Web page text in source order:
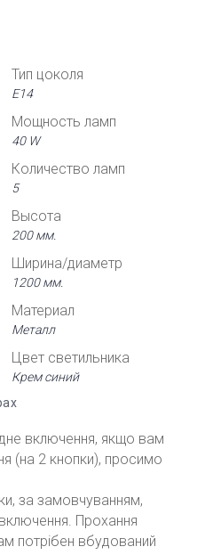
Тип цоколя
Е14
Мощность ламп
40 W
Количество ламп
5
Высота
200 мм.
Ширина/диаметр
1200 мм.
Материал
Металл
Цвет светильника
Крем синий
включення, якщо вам
(на 2 кнопки), просимо
за замовчуванням,
Прохання
потрібен вбудований